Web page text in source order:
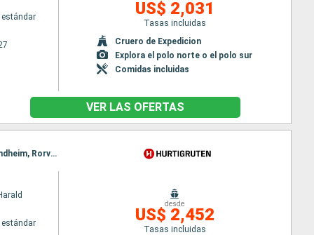
US$ 2,031
Tasas incluidas
Cruero de Expedicion
Explora el polo norte o el polo sur
Comidas incluidas
VER LAS OFERTAS
Itinerario : Bergen, Floro, Maloy, Torvik, Alesund, Hjorundfjorden, Molde, Maloy, Kristiansund, Trondheim, Rorvik, Torvik, Bronnoysund, Sandnessjoen, Nesna (pasaje círculo polar), Ornes, Bodo, Stamsund, Svolvaer, Alesund, Stokmarknes, sortland, Risoyhamn, Harstad, Finnsnes, Tromso, Skjervoy, Hjorundfjorden, Oksfjord, Hammerfest, Havoysund, Honningsvag, Kjollefjord, Mehamn, Berlevag, Alesund, Batsfjord, Vardo, Vadso, Kirkenes, Berlevag, Molde, Mehamn, Kjollefjord, Honningsvag, Havoysund, Hammerfest, Oksfjord, Skjervoy, Tromso, Kristiansund, Finnsnes, Harstad, Risoyhamn, sortland, Stokmarknes, Svolvaer, Stamsund, Trondheim, Bodo, Ornes, Nesna (pasaje círculo polar), Sandnessjoen, Bronnoysund, Rorvik, Trondheim, Bronnoysund, Sandnessjoen, Nesna (pasaje círculo polar), Ornes, Bodo, Stamsund, Svolvaer, Stokmarknes, sortland, Risoyhamn, Harstad, Finnsnes, Tromso, Skjervoy, Oksfjord, Hammerfest, Havoysund, Honningsvag, Kjollefjord, Mehamn, Berlevag, Batsfjord, Vardo, Vadso, Kirkenes, Vardo, Batsfjord, Berlevag, Mehamn, Kjollefjord, Honningsvag, Havoysund, Hammerfest, Oksfjord, Skjervoy, Tromso, Finnsnes, Harstad, Risoyhamn, sortland, Stokmarknes, Svolvaer, Stamsund, Bodo, Ornes, Nesna (pasaje círculo polar), Sandnessjoen, Bronnoysund, Rorvik, Trondheim
desde
US$ 2,452
Tasas incluidas